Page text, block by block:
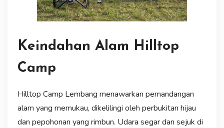
Keindahan Alam Hilltop
Camp
Hilltop Camp Lembang menawarkan pemandangan
alam yang memukau, dikelilingi oleh perbukitan hijau
dan pepohonan yang rimbun. Udara segar dan sejuk di